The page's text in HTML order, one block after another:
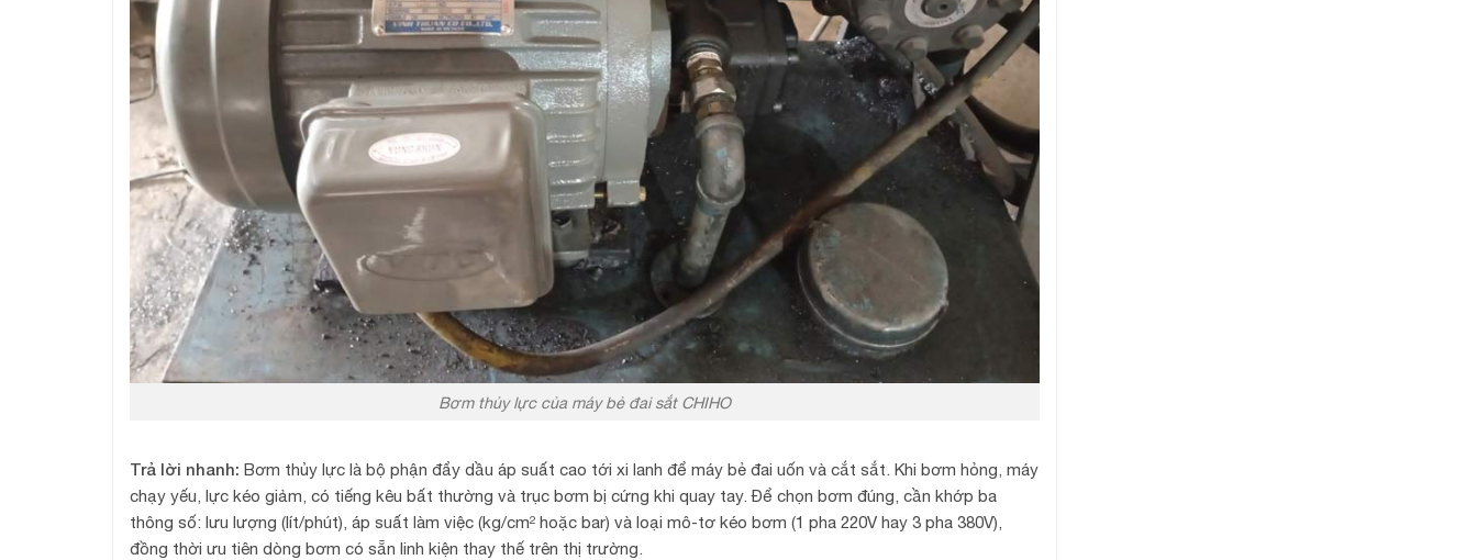
Bơm thủy lực của máy bẻ đai sắt CHIHO
Trả lời nhanh: Bơm thủy lực là bộ phận đẩy dầu áp suất cao tới xi lanh để máy bẻ đai uốn và cắt sắt. Khi bơm hỏng, máy
chạy yếu, lực kéo giảm, có tiếng kêu bất thường và trục bơm bị cứng khi quay tay. Để chọn bơm đúng, cần khớp ba
thông số: lưu lượng (lít/phút), áp suất làm việc (kg/cm² hoặc bar) và loại mô-tơ kéo bơm (1 pha 220V hay 3 pha 380V),
đồng thời ưu tiên dòng bơm có sẵn linh kiện thay thế trên thị trường.